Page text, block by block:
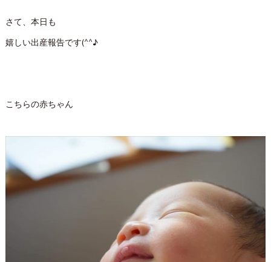
さて、本日も
嬉しい出産報告です(^^♪
こちらの赤ちゃん